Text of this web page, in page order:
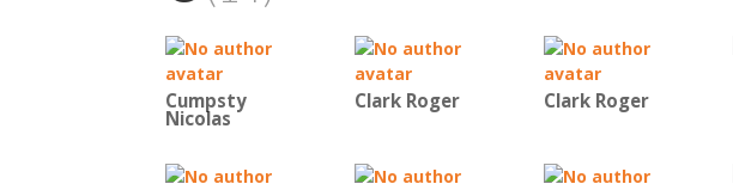
Cumpsty
Nicolas
Clark Roger Clark Roger